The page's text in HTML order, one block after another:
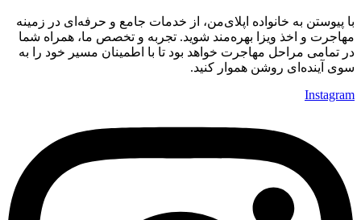
با پیوستن به خانواده اپلای‌من، از خدمات جامع و حرفه‌ای در زمینه
مهاجرت و اخذ ویزا بهره‌مند شوید. تجربه و تخصص ما، همراه شما
در تمامی مراحل مهاجرت خواهد بود تا با اطمینان مسیر خود را به
سوی آینده‌ای روشن هموار کنید.
Instagram